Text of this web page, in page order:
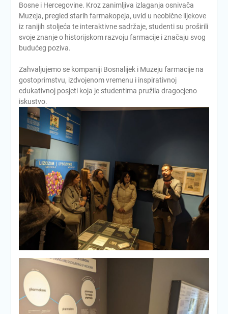
Bosne i Hercegovine. Kroz zanimljiva izlaganja osnivača
Muzeja, pregled starih farmakopeja, uvid u neobične lijekove
iz ranijih stoljeća te interaktivne sadržaje, studenti su proširili
svoje znanje o historijskom razvoju farmacije i značaju svog
budućeg poziva.
Zahvaljujemo se kompaniji Bosnalijek i Muzeju farmacije na
gostoprimstvu, izdvojenom vremenu i inspirativnoj
edukativnoj posjeti koja je studentima pružila dragocjeno
iskustvo.